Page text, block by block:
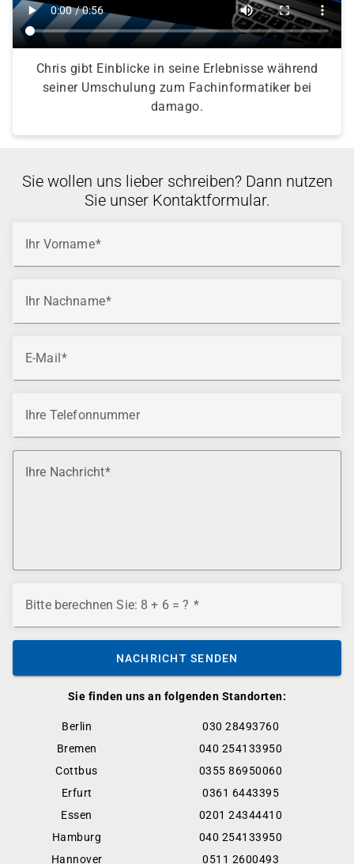
Chris gibt Einblicke in seine Erlebnisse während
seiner Umschulung zum Fachinformatiker bei
damago.
Sie finden uns an folgenden Standorten:
Berlin
030 28493760
Bremen
040 254133950
Cottbus
0355 86950060
Erfurt
0361 6443395
Essen
0201 24344410
Hamburg
040 254133950
Hannover
0511 2600493
Sie wollen uns lieber schreiben? Dann nutzen
Sie unser Kontaktformular.
Ihr Vorname
Ihr Nachname
E-Mail
Ihre Telefonnummer
Ihre Nachricht
Bitte berechnen Sie: 8 + 6 = ?
NACHRICHT SENDEN